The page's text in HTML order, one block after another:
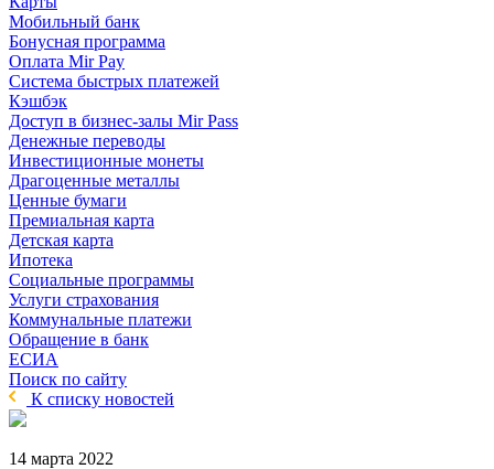
Мобильный банк
Бонусная программа
Оплата Mir Pay
Система быстрых платежей
Кэшбэк
Доступ в бизнес-залы Mir Pass
Денежные переводы
Инвестиционные монеты
Драгоценные металлы
Ценные бумаги
Премиальная карта
Детская карта
Ипотека
Социальные программы
Услуги страхования
Коммунальные платежи
Обращение в банк
ЕСИА
Поиск по сайту
К списку новостей
14 марта 2022